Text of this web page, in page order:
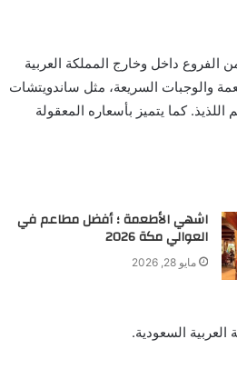
الفروع داخل وخارج المملكة العربية
والوجبات السريعة، مثل ساندويتشات
كما يتميز بأسعاره المعقولة
اشهي الأطعمة ؛ أفضل مطاعم في
العوالي مكة 2026
مايو 28, 2026
السعودية.